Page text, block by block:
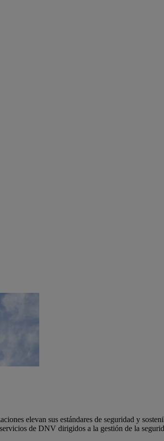
elevan sus estándares de seguridad y
de DNV dirigidos a la gestión de la